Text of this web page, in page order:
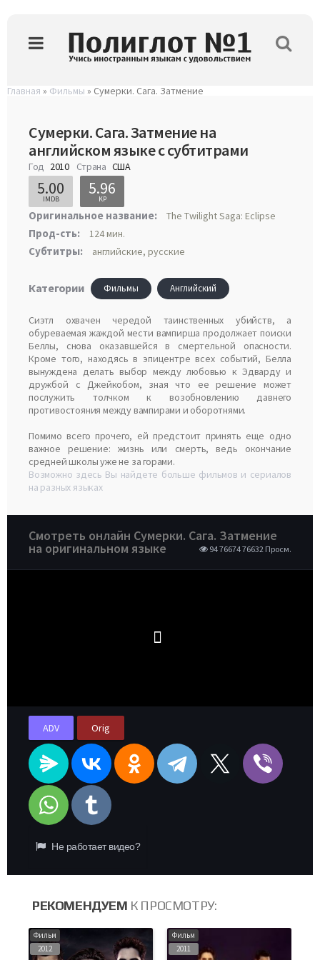
Главная » Фильмы » Сумерки. Сага. Затмение
Сумерки. Сага. Затмение на
английском языке с субтитрами
Год 2010 Страна США
5.96
KP
5.00
IMDB
Оригинальное название: The Twilight Saga: Eclipse
Прод-сть: 124 мин.
Субтитры: английские, русские
Категории Фильмы Английский
Сиэтл охвачен чередой таинственных убийств, а
обуреваемая жаждой мести вампирша продолжает поиски
Беллы, снова оказавшейся в смертельной опасности.
Кроме того, находясь в эпицентре всех событий, Белла
вынуждена делать выбор между любовью к Эдварду и
дружбой с Джейкобом, зная что ее решение может
послужить толчком к возобновлению давнего
противостояния между вампирами и оборотнями.
Помимо всего прочего, ей предстоит принять еще одно
важное решение: жизнь или смерть, ведь окончание
средней школы уже не за горами.
Возможно здесь Вы найдете больше фильмов и сериалов
на разных языках
Смотреть онлайн Сумерки. Сага. Затмение
на оригинальном языке 94 76674 76632 Просм.
ADV Orig
Не работает видео?
РЕКОМЕНДУЕМ К ПРОСМОТРУ:
Фильм
2012
Фильм
2011